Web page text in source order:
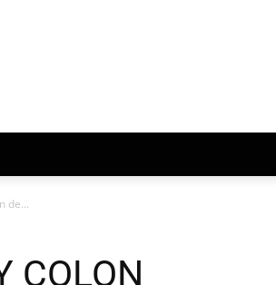
de...
COLON